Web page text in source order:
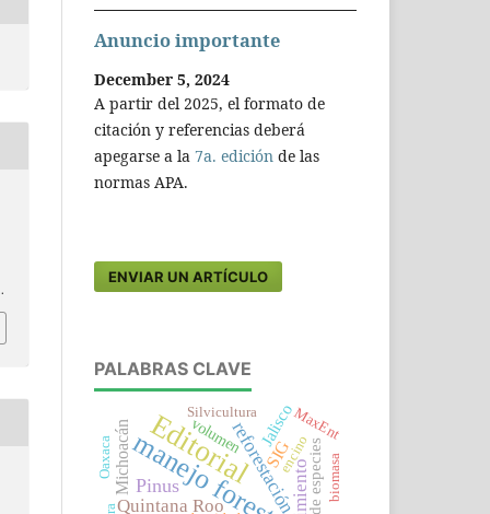
Anuncio importante
December 5, 2024
A partir del 2025, el formato de
citación y referencias deberá
apegarse a la 7a. edición de las
normas APA.
ENVIAR UN ARTÍCULO
PALABRAS CLAVE
Editorial
manejo forestal
Pinus reforestación
Quintana Roo
Michoacán SIG
Jalisco
volumen MaxEnt
Silvicultura
Oaxaca biomasa
encino